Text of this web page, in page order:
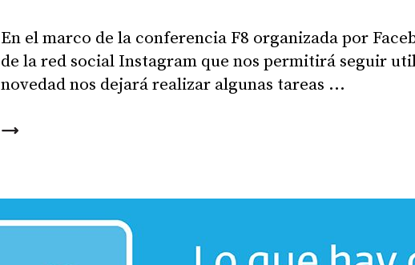
En el marco de la conferencia F8 organizada por
de la red social Instagram que nos permitirá seguir
novedad nos dejará realizar algunas tareas